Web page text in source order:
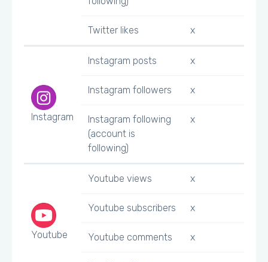
Twitter likes x
Instagram
Instagram posts x
Instagram followers x
Instagram following
(account is
following)
x
Youtube
Youtube views x
Youtube subscribers x
Youtube comments x